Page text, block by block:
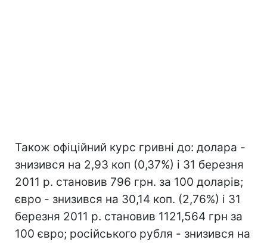
Також офіційний курс гривні до: долара -
знизився на 2,93 коп (0,37%) і 31 березня
2011 р. становив 796 грн. за 100 доларів;
євро - знизився на 30,14 коп. (2,76%) і 31
березня 2011 р. становив 1121,564 грн за
100 євро; російського рубля - знизився на